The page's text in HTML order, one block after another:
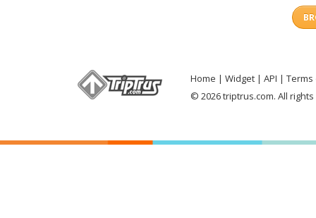
Home Widget API
Terms
© 2026 triptrus.com. All